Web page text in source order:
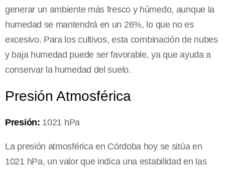
generar un ambiente más fresco y húmedo, aunque la
humedad se mantendrá en un 26%, lo que no es
excesivo. Para los cultivos, esta combinación de nubes
y baja humedad puede ser favorable, ya que ayuda a
conservar la humedad del suelo.
Presión Atmosférica
Presión: 1021 hPa
La presión atmosférica en Córdoba hoy se sitúa en
1021 hPa, un valor que indica una estabilidad en las